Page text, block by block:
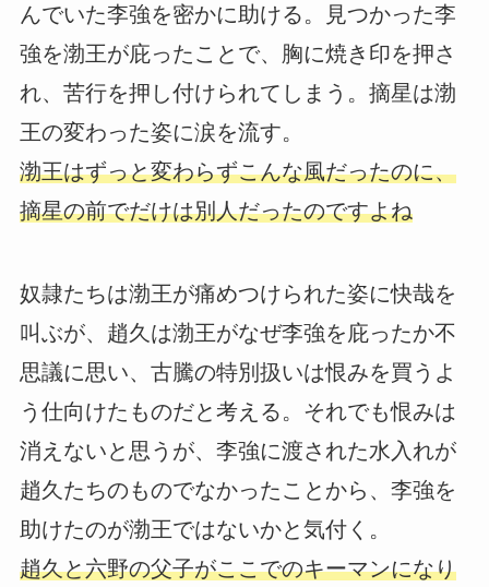
んでいた李強を密かに助ける。見つかった李
強を渤王が庇ったことで、胸に焼き印を押さ
れ、苦行を押し付けられてしまう。摘星は渤
王の変わった姿に涙を流す。
渤王はずっと変わらずこんな風だったのに、
摘星の前でだけは別人だったのですよね
奴隷たちは渤王が痛めつけられた姿に快哉を
叫ぶが、趙久は渤王がなぜ李強を庇ったか不
思議に思い、古騰の特別扱いは恨みを買うよ
う仕向けたものだと考える。それでも恨みは
消えないと思うが、李強に渡された水入れが
趙久たちのものでなかったことから、李強を
助けたのが渤王ではないかと気付く。
趙久と六野の父子がここでのキーマンになり